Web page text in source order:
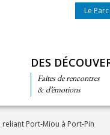
Menu
Le
DES
Faites de rencontres
& d’émotions
Port-Miou à Port-Pin